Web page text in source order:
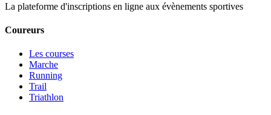
La plateforme d'inscriptions en ligne aux évènements sportives
Coureurs
Les courses
Marche
Running
Trail
Triathlon